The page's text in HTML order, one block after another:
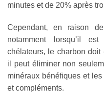
minutes et de 20% après
Cependant, en raison
notamment lorsqu’il
chélateurs, le charbon
il peut éliminer non
minéraux bénéfiques et
et compléments.